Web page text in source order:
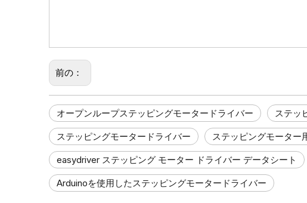
前の：
オープンループステッピングモータードライバー ステッ
ステッピングモータードライバー ステッピングモーター
easydriver ステッピング モーター ドライバー データシート
Arduinoを使用したステッピングモータードライバー